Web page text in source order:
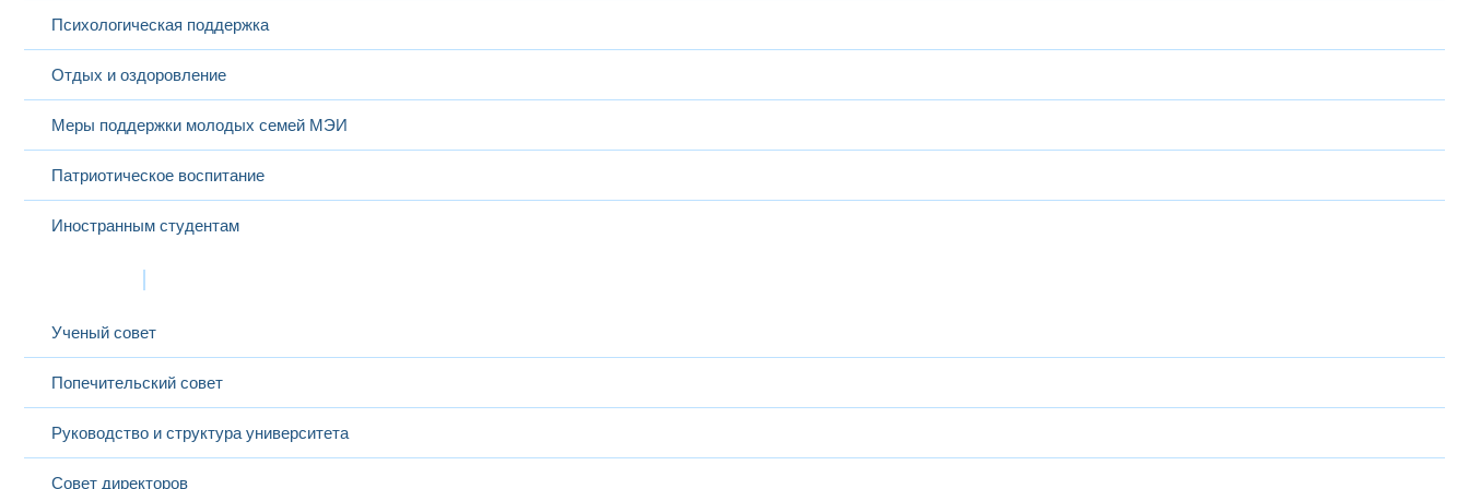
Психологическая поддержка
Отдых и оздоровление
Меры поддержки молодых семей МЭИ
Патриотическое воспитание
Иностранным студентам
Ученый совет
Попечительский совет
Руководство и структура университета
Совет директоров